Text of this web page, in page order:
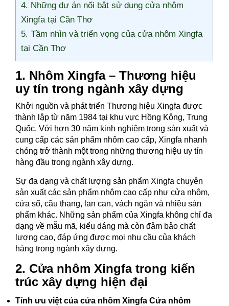
4. Những dự án nổi bật sử dụng cửa nhôm
Xingfa tại Cần Thơ
5. Tầm nhìn và triển vọng của cửa nhôm Xingfa
tại Cần Thơ
1. Nhôm Xingfa – Thương hiệu
uy tín trong ngành xây dựng
Khởi nguồn và phát triển Thương hiệu Xingfa được
thành lập từ năm 1984 tại khu vực Hồng Kông, Trung
Quốc. Với hơn 30 năm kinh nghiệm trong sản xuất và
cung cấp các sản phẩm nhôm cao cấp, Xingfa nhanh
chóng trở thành một trong những thương hiệu uy tín
hàng đầu trong ngành xây dựng.
Sự đa dạng và chất lượng sản phẩm Xingfa chuyên
sản xuất các sản phẩm nhôm cao cấp như cửa nhôm,
cửa sổ, cầu thang, lan can, vách ngăn và nhiều sản
phẩm khác. Những sản phẩm của Xingfa không chỉ đa
dạng về mẫu mã, kiểu dáng mà còn đảm bảo chất
lượng cao, đáp ứng được mọi nhu cầu của khách
hàng trong ngành xây dựng.
2. Cửa nhôm Xingfa trong kiến
trúc xây dựng hiện đại
Tính ưu việt của cửa nhôm Xingfa Cửa nhôm